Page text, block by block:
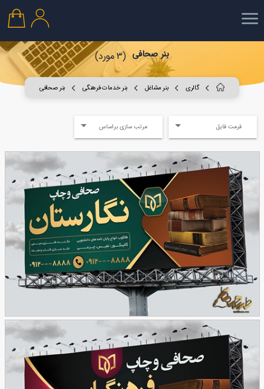
بنر صحافی (3 مورد)
گالری بنر مشاغل بنر خدمات فرهنگی بنر صحافی
فرمت فایل مرتب سازی براساس
نمونه طرح بنر صحافی و چاپ
45